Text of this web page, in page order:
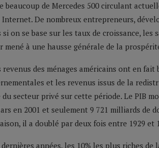
beaucoup de Mercedes 500 circulant
De nombreux entrepreneurs,
on se base sur les taux de croissance,
mené à une hausse générale de la
revenus des ménages américains ont en
et les revenus issus de la
du secteur privé sur cette période. Le PIB
en 2001 et seulement 9 721 milliards de
il a doublé par deux fois entre 1929 et
dernières années, les 10% les plus riches